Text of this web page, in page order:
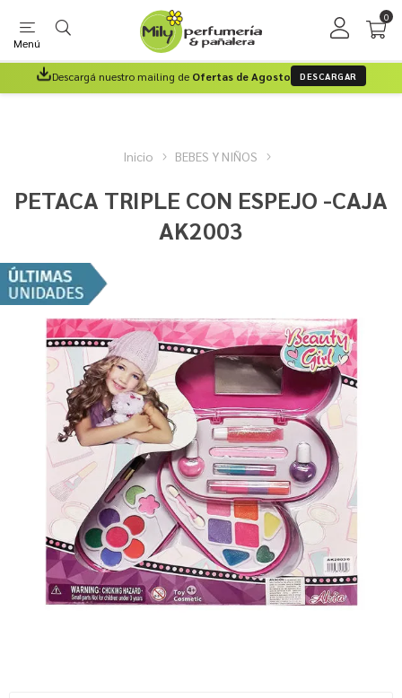
Menú
0
Descargá nuestro mailing de Ofertas de Agosto DESCARGAR
Inicio BEBES Y NIÑOS
PETACA TRIPLE CON ESPEJO -CAJA
AK2003